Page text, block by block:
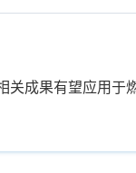
关成果有望应用于